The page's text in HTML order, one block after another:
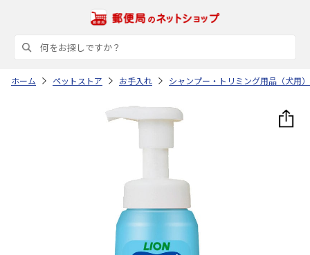
ホーム ペットストア お手入れ シャンプー・トリミング用品（犬用）